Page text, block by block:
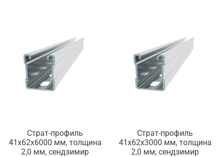
Страт-профиль
41х62х6000 мм, толщина
2,0 мм, сендзимир
Страт-профиль
41х62х3000 мм, толщина
2,0 мм, сендзимир